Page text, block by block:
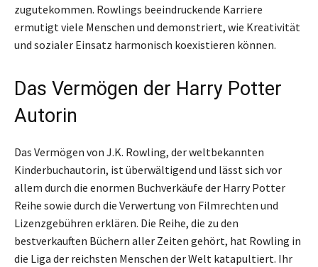
zugutekommen. Rowlings beeindruckende Karriere
ermutigt viele Menschen und demonstriert, wie Kreativität
und sozialer Einsatz harmonisch koexistieren können.
Das Vermögen der Harry Potter
Autorin
Das Vermögen von J.K. Rowling, der weltbekannten
Kinderbuchautorin, ist überwältigend und lässt sich vor
allem durch die enormen Buchverkäufe der Harry Potter
Reihe sowie durch die Verwertung von Filmrechten und
Lizenzgebühren erklären. Die Reihe, die zu den
bestverkauften Büchern aller Zeiten gehört, hat Rowling in
die Liga der reichsten Menschen der Welt katapultiert. Ihr